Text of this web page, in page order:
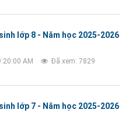
lớp 8 - Năm học 2025-2026
AM
Đã xem: 7829
lớp 7 - Năm học 2025-2026